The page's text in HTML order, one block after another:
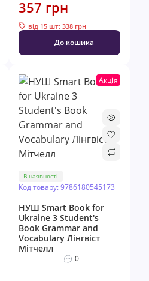
357 грн
від 15 шт: 338 грн
До кошика
Акція
В наявності
Код товару: 9786180545173
НУШ Smart Book for
Ukraine 3 Student's
Book Grammar and
Vocabulary Лінгвіст
Мітчелл
0